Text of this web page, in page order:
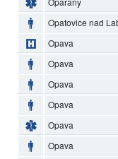
Opatovice nad
Opava
Opava
Opava
Opava
Opava
Opava